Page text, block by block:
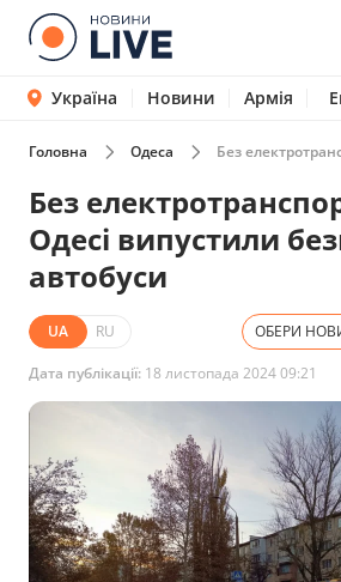
Україна Новини Армія
Головна Одеса Без
Без
Одесі випустили
автобуси
UA RU ОБЕРИ
Дата публікації: 18 листопада 2024 09:21